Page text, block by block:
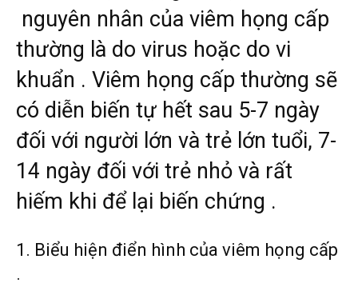
nguyên nhân của viêm họng cấp
thường là do virus hoặc do vi
khuẩn . Viêm họng cấp thường sẽ
có diễn biến tự hết sau 5-7 ngày
đối với người lớn và trẻ lớn tuổi, 7-
14 ngày đối với trẻ nhỏ và rất
hiếm khi để lại biến chứng .
1. Biểu hiện điển hình của viêm họng cấp
.